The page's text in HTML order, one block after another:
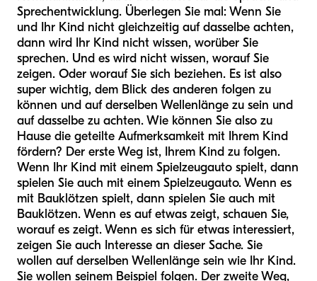
Sprechentwicklung. Überlegen Sie mal: Wenn Sie
und Ihr Kind nicht gleichzeitig auf dasselbe achten,
dann wird Ihr Kind nicht wissen, worüber Sie
sprechen. Und es wird nicht wissen, worauf Sie
zeigen. Oder worauf Sie sich beziehen. Es ist also
super wichtig, dem Blick des anderen folgen zu
können und auf derselben Wellenlänge zu sein und
auf dasselbe zu achten. Wie können Sie also zu
Hause die geteilte Aufmerksamkeit mit Ihrem Kind
fördern? Der erste Weg ist, Ihrem Kind zu folgen.
Wenn Ihr Kind mit einem Spielzeugauto spielt, dann
spielen Sie auch mit einem Spielzeugauto. Wenn es
mit Bauklötzen spielt, dann spielen Sie auch mit
Bauklötzen. Wenn es auf etwas zeigt, schauen Sie,
worauf es zeigt. Wenn es sich für etwas interessiert,
zeigen Sie auch Interesse an dieser Sache. Sie
wollen auf derselben Wellenlänge sein wie Ihr Kind.
Sie wollen seinem Beispiel folgen. Der zweite Weg,